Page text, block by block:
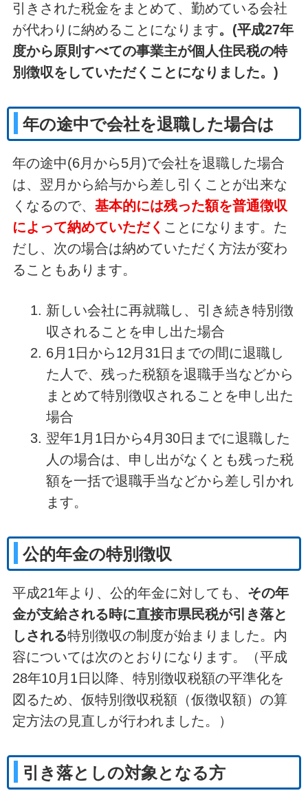
引きされた税金をまとめて、勤めている会社
が代わりに納めることになります。(平成27年
度から原則すべての事業主が個人住民税の特
別徴収をしていただくことになりました。)
年の途中で会社を退職した場合は
年の途中(6月から5月)で会社を退職した場合
は、翌月から給与から差し引くことが出来な
くなるので、 基本的には残った額を普通徴収
によって納めていただく ことになります。た
だし、次の場合は納めていただく方法が変わ
ることもあります。
新しい会社に再就職し、引き続き特別徴
収されることを申し出た場合
6月1日から12月31日までの間に退職し
た人で、残った税額を退職手当などから
まとめて特別徴収されることを申し出た
場合
翌年1月1日から4月30日までに退職した
人の場合は、申し出がなくとも残った税
額を一括で退職手当などから差し引かれ
ます。
公的年金の特別徴収
平成21年より、公的年金に対しても、 その年
金が支給される時に直接市県民税が引き落と
しされる特別徴収の制度が始まりました。内
容については次のとおりになります。（平成
28年10月1日以降、特別徴収税額の平準化を
図るため、仮特別徴収税額（仮徴収額）の算
定方法の見直しが行われました。）
引き落としの対象となる方